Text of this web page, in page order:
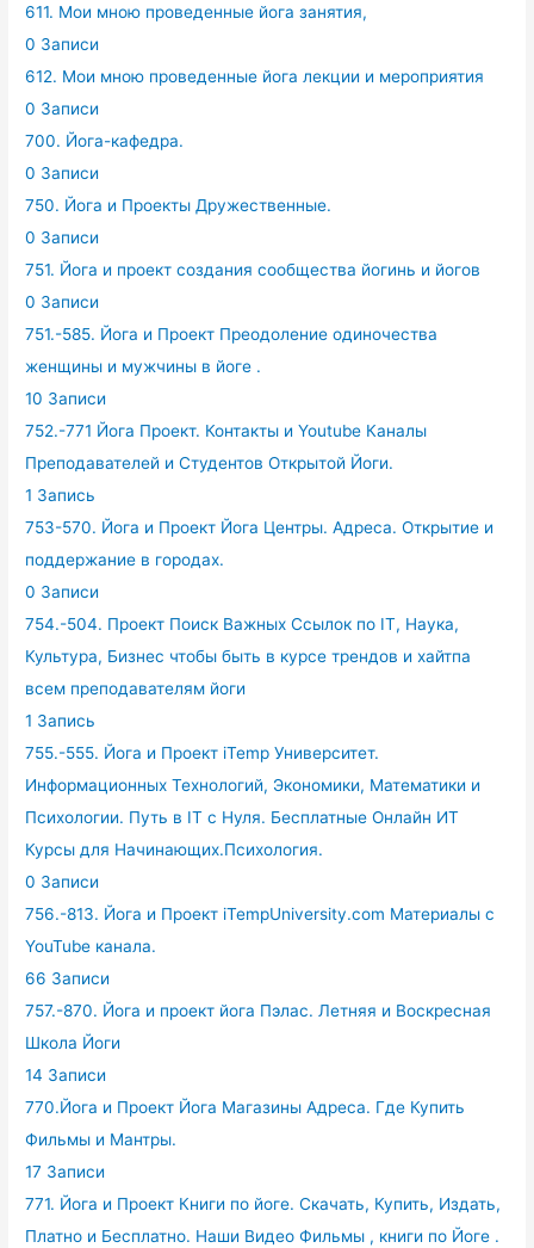
611. Мои мною проведенные йога занятия,
0 Записи
612. Мои мною проведенные йога лекции и мероприятия
0 Записи
700. Йога-кафедра.
0 Записи
750. Йога и Проекты Дружественные.
0 Записи
751. Йога и проект создания сообщества йогинь и йогов
0 Записи
751.-585. Йога и Проект Преодоление одиночества
женщины и мужчины в йоге .
10 Записи
752.-771 Йога Проект. Контакты и Youtube Каналы
Преподавателей и Студентов Открытой Йоги.
1 Запись
753-570. Йога и Проект Йога Центры. Адреса. Открытие и
поддержание в городах.
0 Записи
754.-504. Проект Поиск Важных Ссылок по IT, Наука,
Культура, Бизнес чтобы быть в курсе трендов и хайтпа
всем преподавателям йоги
1 Запись
755.-555. Йога и Проект iTemp Университет.
Информационных Технологий, Экономики, Математики и
Психологии. Путь в IT с Нуля. Бесплатные Онлайн ИТ
Курсы для Начинающих.Психология.
0 Записи
756.-813. Йога и Проект iTempUniversity.com Материалы с
YouTube канала.
66 Записи
757.-870. Йога и проект йога Пэлас. Летняя и Воскресная
Школа Йоги
14 Записи
770.Йога и Проект Йога Магазины Адреса. Где Купить
Фильмы и Мантры.
17 Записи
771. Йога и Проект Книги по йоге. Скачать, Купить, Издать,
Платно и Бесплатно. Наши Видео Фильмы , книги по Йоге .